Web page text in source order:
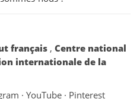
français , Centre national
internationale de la
· YouTube · Pinterest